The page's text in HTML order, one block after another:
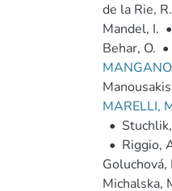
de la Rie, R.
Mandel, I. •
Behar, O. •
MARELLI,
•
• Riggio,
Goluchová,
Michalska,